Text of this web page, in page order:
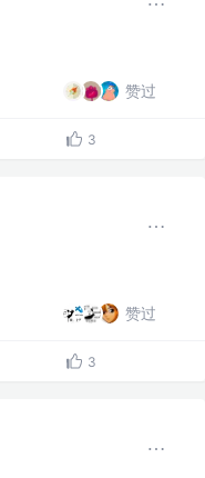
赞过
3
赞过
3